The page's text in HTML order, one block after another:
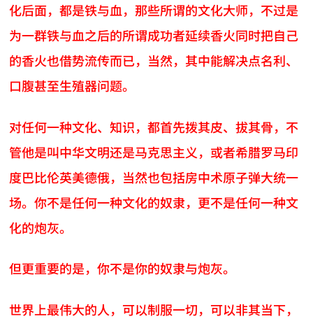
化后面，都是铁与血，那些所谓的文化大师，不过是
为一群铁与血之后的所谓成功者延续香火同时把自己
的香火也借势流传而已，当然，其中能解决点名利、
口腹甚至生殖器问题。
对任何一种文化、知识，都首先拨其皮、拔其骨，不
管他是叫中华文明还是马克思主义，或者希腊罗马印
度巴比伦英美德俄，当然也包括房中术原子弹大统一
场。你不是任何一种文化的奴隶，更不是任何一种文
化的炮灰。
但更重要的是，你不是你的奴隶与炮灰。
世界上最伟大的人，可以制服一切，可以非其当下，